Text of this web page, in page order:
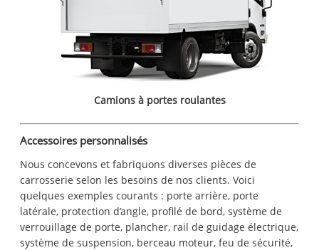
Camions à portes roulantes
Accessoires personnalisés
Nous concevons et fabriquons diverses pièces de
carrosserie selon les besoins de nos clients. Voici
quelques exemples courants : porte arrière, porte
latérale, protection d’angle, profilé de bord, système de
verrouillage de porte, plancher, rail de guidage électrique,
système de suspension, berceau moteur, feu de sécurité,